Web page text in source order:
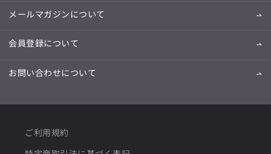
メールマガジンについて
会員登録について
お問い合わせについて
ご利用規約